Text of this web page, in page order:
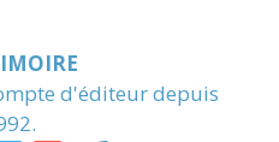
d'éditeur depuis